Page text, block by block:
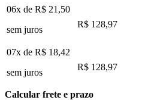
06x de R$ 21,50
sem juros
R$ 128,97
07x de R$ 18,42
sem juros
R$ 128,97
Calcular frete e prazo